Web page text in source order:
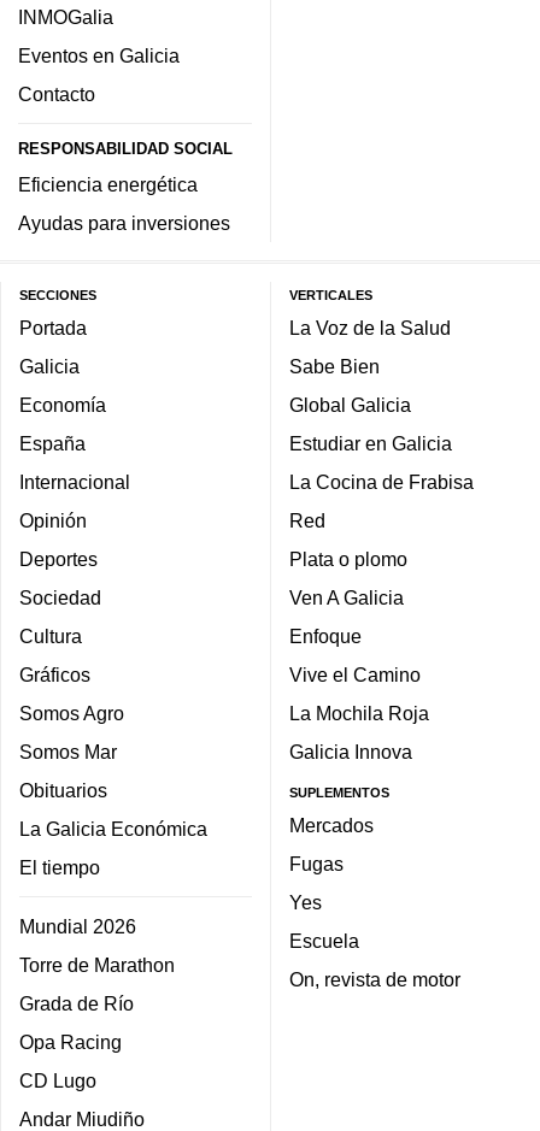
INMOGalia
Eventos en Galicia
Contacto
RESPONSABILIDAD SOCIAL
Eficiencia energética
Ayudas para inversiones
SECCIONES
Portada
Galicia
Economía
España
Internacional
Opinión
Deportes
Sociedad
Cultura
Gráficos
Somos Agro
Somos Mar
Obituarios
La Galicia Económica
El tiempo
Mundial 2026
Torre de Marathon
Grada de Río
Opa Racing
CD Lugo
Andar Miudiño
VERTICALES
La Voz de la Salud
Sabe Bien
Global Galicia
Estudiar en Galicia
La Cocina de Frabisa
Red
Plata o plomo
Ven A Galicia
Enfoque
Vive el Camino
La Mochila Roja
Galicia Innova
SUPLEMENTOS
Mercados
Fugas
Yes
Escuela
On, revista de motor